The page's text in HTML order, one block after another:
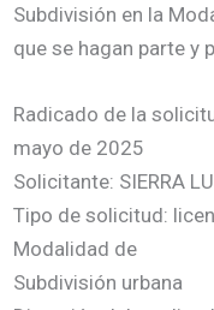
Subdivisión en la
que se hagan parte y
Radicado de la
mayo de 2025
Solicitante: SIERRA
Tipo de solicitud:
Modalidad de
Subdivisión urbana